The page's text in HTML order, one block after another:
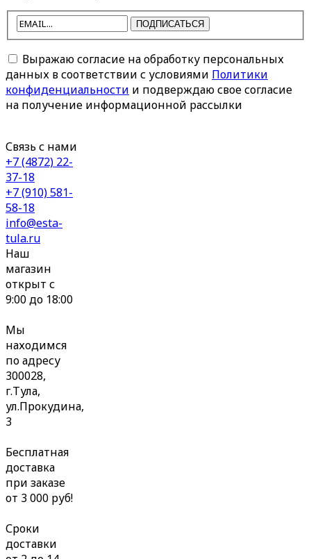
ПОДПИСАТЬСЯ
Выражаю согласие на обработку персональных
данных в соответствии с условиями Политики
конфиденциальности и подверждаю свое согласие
на получение информационной рассылки
Связь с нами
+7 (4872) 22-
37-18
+7 (910) 581-
58-18
info@esta-
tula.ru
Наш
магазин
открыт с
9:00 до 18:00
Мы
находимся
по адресу
300028,
г.Тула,
ул.Прокудина,
3
Бесплатная
доставка
при заказе
от 3 000 руб!
Сроки
доставки